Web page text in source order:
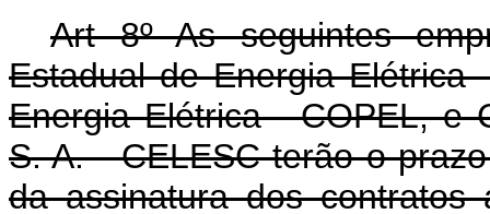
Art 8º As seguintes
Estadual de Energia Elétrica
Energia Elétrica - COPEL, e
S. A. - CELESC terão o
da assinatura dos contratos